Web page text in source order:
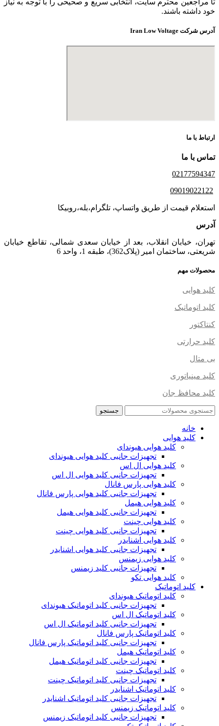
تا مراجعین محترم سایت، انتخابی سریع و صحیحی را با توجه به نیاز
خود داشته باشند.
آدرس شرکت Iran Low Voltage
ارتباط با ما
تماس با ما
02177594347
09019022122
استعلام قیمت از طریق واتساپ، تلگرام،بله،روبیکا
آدرس
تهران، خیابان انقلاب، بعد از خیابان سعدی شمالی، تقاطع خیابان
شریعتی، ساختمان امیر (پلاک362)، طبقه 1، واحد 6
محصولات مهم
کلید هوایی
کلید اتوماتیک
کنتاکتور
کلید حرارتی
بی متال
کلید مینیاتوری
کلید محافظ جان
جستجو
خانه
کلید هوایی
کلید هوایی هیوندای
تجهیزات جانبی کلید هوایی هیوندای
کلید هوایی ال اس
تجهیزات جانبی کلید هوایی ال اس
کلید هوایی پارس فانال
تجهیزات جانبی کلید هوایی پارس فانال
کلید هوایی هیمل
تجهیزات جانبی کلید هوایی هیمل
کلید هوایی چینت
تجهیزات جانبی کلید هوایی چینت
کلید هوایی اشنایدر
تجهیزات جانبی کلید هوایی اشنایدر
کلید هوایی زیمنس
تجهیزات جانبی کلید زیمنس
کلید هوایی تکو
کلید اتوماتیک
کلید اتوماتیک هیوندای
تجهیزات جانبی کلید اتوماتیک هیوندای
کلید اتوماتیک ال اس
تجهیزات جانبی کلید اتوماتیک ال اس
کلید اتوماتیک پارس فانال
تجهیزات جانبی کلید اتوماتیک پارس فانال
کلید اتوماتیک هیمل
تجهیزات جانبی کلید اتوماتیک هیمل
کلید اتوماتیک چینت
تجهیزات جانبی کلید اتوماتیک چینت
کلید اتوماتیک اشنایدر
تجهیزات جانبی کلید اتوماتیک اشنایدر
کلید اتوماتیک زیمنس
تجهیزات جانبی کلید اتوماتیک زیمنس